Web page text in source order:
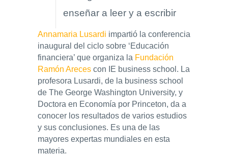
enseñar a leer y a escribir
Annamaria Lusardi impartió la conferencia
inaugural del ciclo sobre ‘Educación
financiera’ que organiza la Fundación
Ramón Areces con IE business school. La
profesora Lusardi, de la business school
de The George Washington University, y
Doctora en Economía por Princeton, da a
conocer los resultados de varios estudios
y sus conclusiones. Es una de las
mayores expertas mundiales en esta
materia.